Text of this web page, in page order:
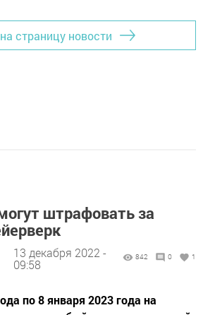
страницу новости
штрафовать за
13 декабря 2022 -
09:58
842 0 1
по 8 января 2023 года на